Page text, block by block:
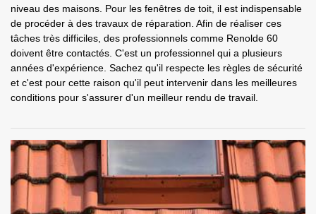
niveau des maisons. Pour les fenêtres de toit, il est indispensable
de procéder à des travaux de réparation. Afin de réaliser ces
tâches très difficiles, des professionnels comme Renolde 60
doivent être contactés. C'est un professionnel qui a plusieurs
années d'expérience. Sachez qu'il respecte les règles de sécurité
et c'est pour cette raison qu'il peut intervenir dans les meilleures
conditions pour s'assurer d'un meilleur rendu de travail.